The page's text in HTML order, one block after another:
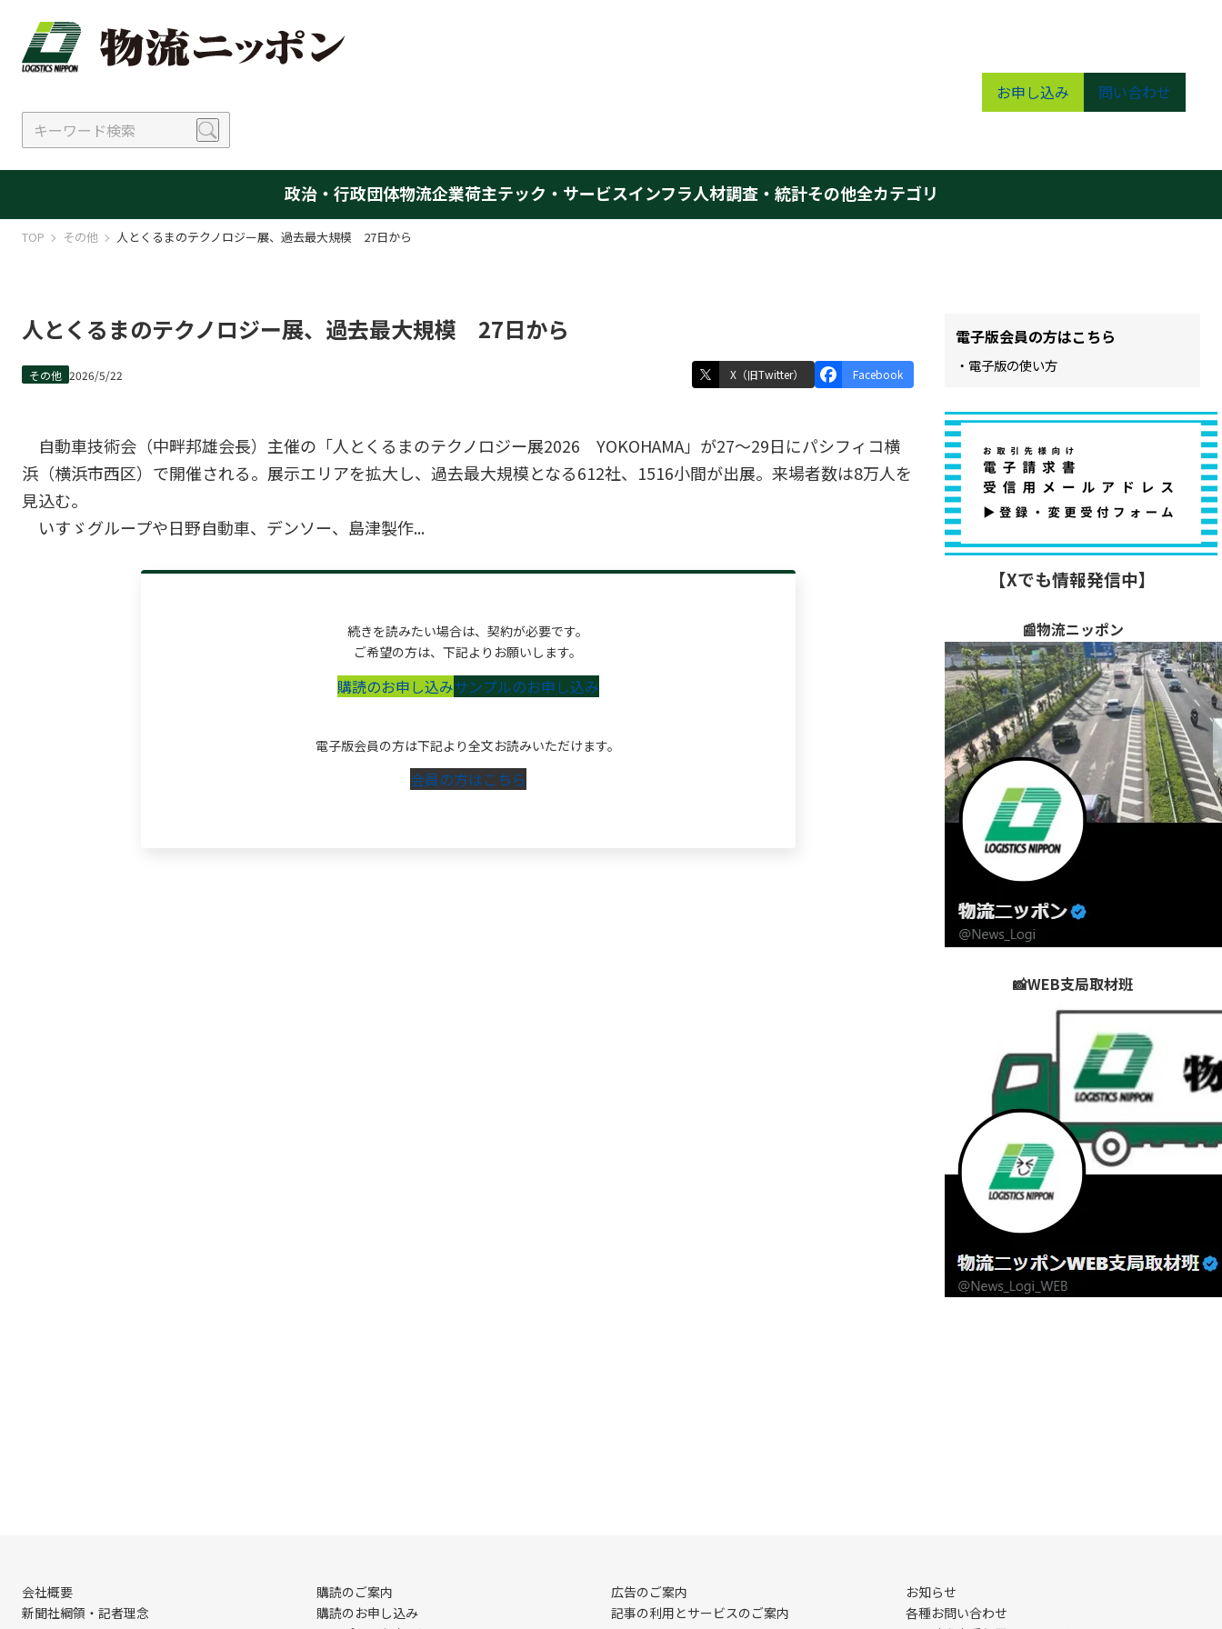
お申し込み 問い合わせ
政治・行政団体物流企業荷主テック・サービスインフラ人材調査・統計その他全カテゴリ
TOP その他 人とくるまのテクノロジー展、過去最大規模 27日から
人とくるまのテクノロジー展、過去最大規模 27日から
その他 2026/5/22 X（旧Twitter） Facebook
自動車技術会（中畔邦雄会長）主催の「人とくるまのテクノロジー展2026 YOKOHAMA」が27～29日にパシフィコ横
浜（横浜市西区）で開催される。展示エリアを拡大し、過去最大規模となる612社、1516小間が出展。来場者数は8万人を
見込む。
いすゞグループや日野自動車、デンソー、島津製作...
続きを読みたい場合は、契約が必要です。
ご希望の方は、下記よりお願いします。
購読のお申し込みサンプルのお申し込み
電子版会員の方は下記より全文お読みいただけます。
会員の方はこちら
電子版会員の方はこちら
・電子版の使い方
【Xでも情報発信中】
📰物流ニッポン
📸WEB支局取材班
会社概要
新聞社綱領・記者理念
購読のご案内
購読のお申し込み
広告のご案内
記事の利用とサービスのご案内
お知らせ
各種お問い合わせ